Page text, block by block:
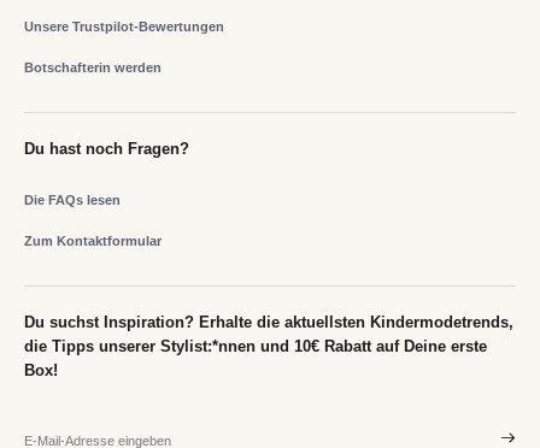
Unsere Trustpilot-Bewertungen
Botschafterin werden
Du hast noch Fragen?
Die FAQs lesen
Zum Kontaktformular
Du suchst Inspiration? Erhalte die aktuellsten Kindermodetrends,
die Tipps unserer Stylist:*nnen und 10€ Rabatt auf Deine erste
Box!